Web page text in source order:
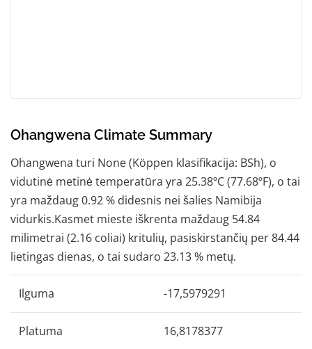
Ohangwena Climate Summary
Ohangwena turi None (Köppen klasifikacija: BSh), o
vidutinė metinė temperatūra yra 25.38ºC (77.68ºF), o tai
yra maždaug 0.92 % didesnis nei šalies Namibija
vidurkis.Kasmet mieste iškrenta maždaug 54.84
milimetrai (2.16 coliai) kritulių, pasiskirstančių per 84.44
lietingas dienas, o tai sudaro 23.13 % metų.
Ilguma -17,5979291
Platuma 16,8178377